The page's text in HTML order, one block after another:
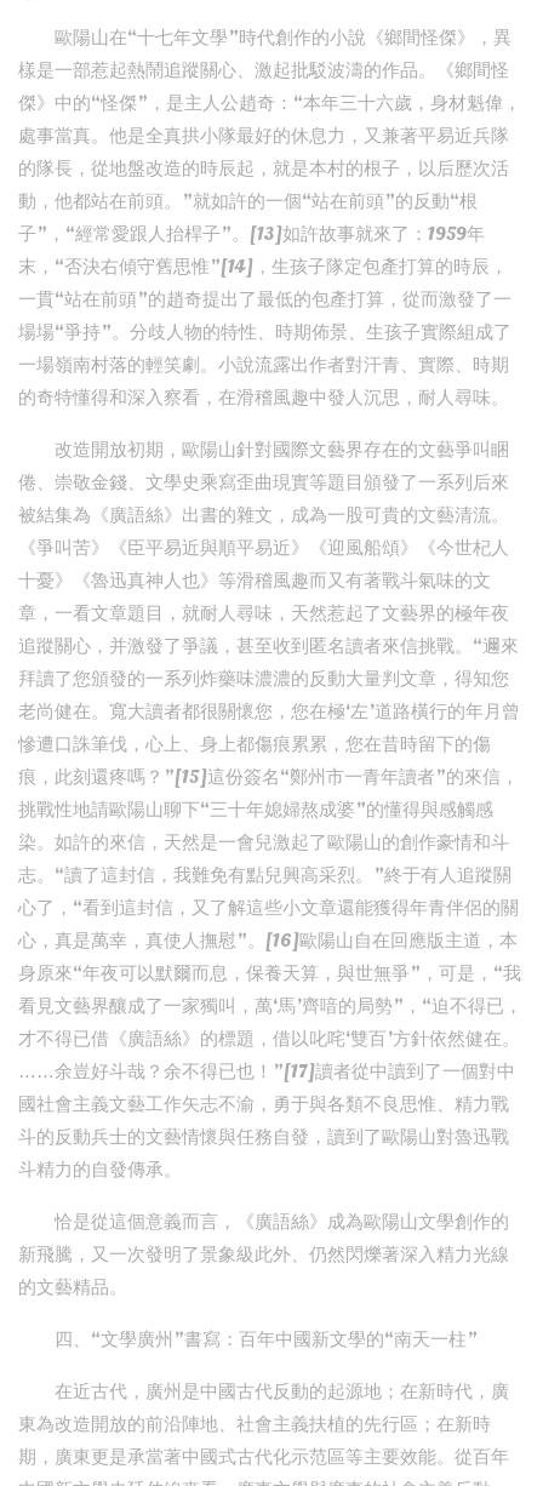
歐陽山在“十七年文學”時代創作的小說《鄉間怪傑》，異
樣是一部惹起熱鬧追蹤關心、激起批駁波濤的作品。《鄉間怪
傑》中的“怪傑”，是主人公趙奇：“本年三十六歲，身材魁偉，
處事當真。他是全真拱小隊最好的休息力，又兼著平易近兵隊
的隊長，從地盤改造的時辰起，就是本村的根子，以后歷次活
動，他都站在前頭。”就如許的一個“站在前頭”的反動“根
子”，“經常愛跟人抬桿子”。[13]如許故事就來了：1959年
末，“否決右傾守舊思惟”[14]，生孩子隊定包產打算的時辰，
一貫“站在前頭”的趙奇提出了最低的包產打算，從而激發了一
場場“爭持”。分歧人物的特性、時期佈景、生孩子實際組成了
一場嶺南村落的輕笑劇。小說流露出作者對汗青、實際、時期
的奇特懂得和深入察看，在滑稽風趣中發人沉思，耐人尋味。
改造開放初期，歐陽山針對國際文藝界存在的文藝爭叫睏
倦、崇敬金錢、文學史乘寫歪曲現實等題目頒發了一系列后來
被結集為《廣語絲》出書的雜文，成為一股可貴的文藝清流。
《爭叫苦》《臣平易近與順平易近》《迎風船頌》《今世杞人
十憂》《魯迅真神人也》等滑稽風趣而又有著戰斗氣味的文
章，一看文章題目，就耐人尋味，天然惹起了文藝界的極年夜
追蹤關心，并激發了爭議，甚至收到匿名讀者來信挑戰。“邇來
拜讀了您頒發的一系列炸藥味濃濃的反動大量判文章，得知您
老尚健在。寬大讀者都很關懷您，您在極‘左’道路橫行的年月曾
慘遭口誅筆伐，心上、身上都傷痕累累，您在昔時留下的傷
痕，此刻還疼嗎？”[15]這份簽名“鄭州市一青年讀者”的來信，
挑戰性地請歐陽山聊下“三十年媳婦熬成婆”的懂得與感觸感
染。如許的來信，天然是一會兒激起了歐陽山的創作豪情和斗
志。“讀了這封信，我難免有點兒興高采烈。”終于有人追蹤關
心了，“看到這封信，又了解這些小文章還能獲得年青伴侶的關
心，真是萬幸，真使人撫慰”。[16]歐陽山自在回應版主道，本
身原來“年夜可以默爾而息，保養天算，與世無爭”，可是，“我
看見文藝界釀成了一家獨叫，萬‘馬’齊喑的局勢”，“迫不得已，
才不得已借《廣語絲》的標題，借以叱咤‘雙百’方針依然健在。
……余豈好斗哉？余不得已也！”[17]讀者從中讀到了一個對中
國社會主義文藝工作矢志不渝，勇于與各類不良思惟、精力戰
斗的反動兵士的文藝情懷與任務自發，讀到了歐陽山對魯迅戰
斗精力的自發傳承。
恰是從這個意義而言，《廣語絲》成為歐陽山文學創作的
新飛騰，又一次發明了景象級此外、仍然閃爍著深入精力光線
的文藝精品。
四、“文學廣州”書寫：百年中國新文學的“南天一柱”
在近古代，廣州是中國古代反動的起源地；在新時代，廣
東為改造開放的前沿陣地、社會主義扶植的先行區；在新時
期，廣東更是承當著中國式古代化示范區等主要效能。從百年